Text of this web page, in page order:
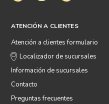
ATENCIÓN A CLIENTES
Atención a clientes formulario
Localizador de sucursales
Información de sucursales
Contacto
Preguntas frecuentes